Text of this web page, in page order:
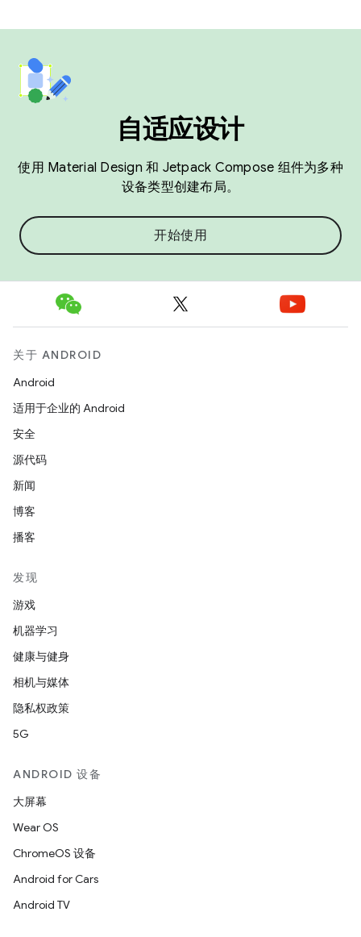
自适应设计
使用 Material Design 和 Jetpack Compose 组件为多种
设备类型创建布局。
开始使用
关于 ANDROID
Android
适用于企业的 Android
安全
源代码
新闻
博客
播客
发现
游戏
机器学习
健康与健身
相机与媒体
隐私权政策
5G
ANDROID 设备
大屏幕
Wear OS
ChromeOS 设备
Android for Cars
Android TV